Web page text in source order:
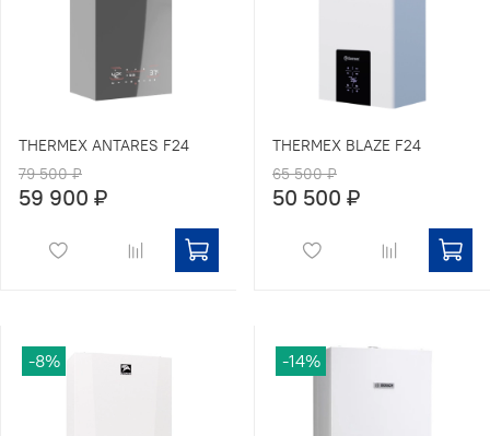
THERMEX ANTARES F24
79 500 ₽
59 900 ₽
THERMEX BLAZE F24
65 500 ₽
50 500 ₽
-8% -14%